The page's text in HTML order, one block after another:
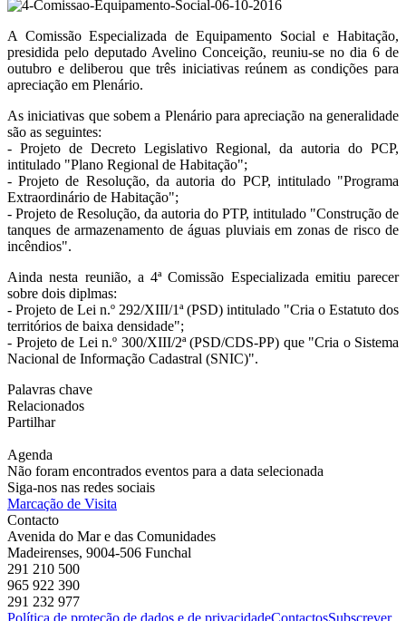
A Comissão Especializada de Equipamento Social e Habitação,
presidida pelo deputado Avelino Conceição, reuniu-se no dia 6 de
outubro e deliberou que três iniciativas reúnem as condições para
apreciação em Plenário.
As iniciativas que sobem a Plenário para apreciação na generalidade
são as seguintes:
- Projeto de Decreto Legislativo Regional, da autoria do PCP,
intitulado "Plano Regional de Habitação";
- Projeto de Resolução, da autoria do PCP, intitulado "Programa
Extraordinário de Habitação";
- Projeto de Resolução, da autoria do PTP, intitulado "Construção de
tanques de armazenamento de águas pluviais em zonas de risco de
incêndios".
Ainda nesta reunião, a 4ª Comissão Especializada emitiu parecer
sobre dois diplmas:
- Projeto de Lei n.º 292/XIII/1ª (PSD) intitulado "Cria o Estatuto dos
territórios de baixa densidade";
- Projeto de Lei n.º 300/XIII/2ª (PSD/CDS-PP) que "Cria o Sistema
Nacional de Informação Cadastral (SNIC)".
Palavras chave
Relacionados
Partilhar
Agenda
Não foram encontrados eventos para a data selecionada
Siga-nos nas redes sociais
Marcação de Visita
Contacto
Avenida do Mar e das Comunidades
Madeirenses, 9004-506 Funchal
291 210 500
965 922 390
291 232 977
Política de proteção de dados e de privacidadeContactosSubscrever